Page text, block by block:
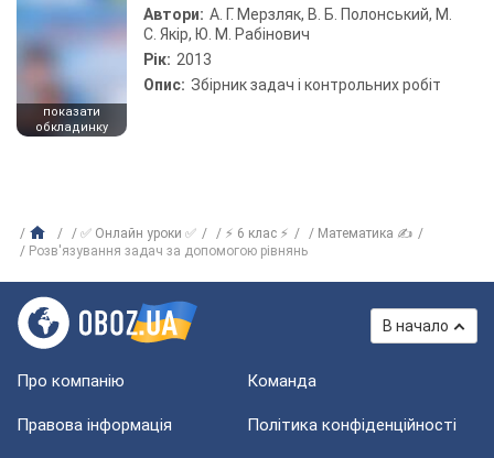
показати
обкладинку
Автори: А. Г. Мерзляк, В. Б. Полонський, М.
С. Якір, Ю. М. Рабінович
Рік: 2013
Опис: Збірник задач і контрольних робіт
✅ Онлайн уроки ✅ ⚡ 6 клас ⚡
Математика ✍
Розв′язування задач за допомогою рівнянь
В начало
Про компанію Команда
Правова інформація Політика конфіденційності